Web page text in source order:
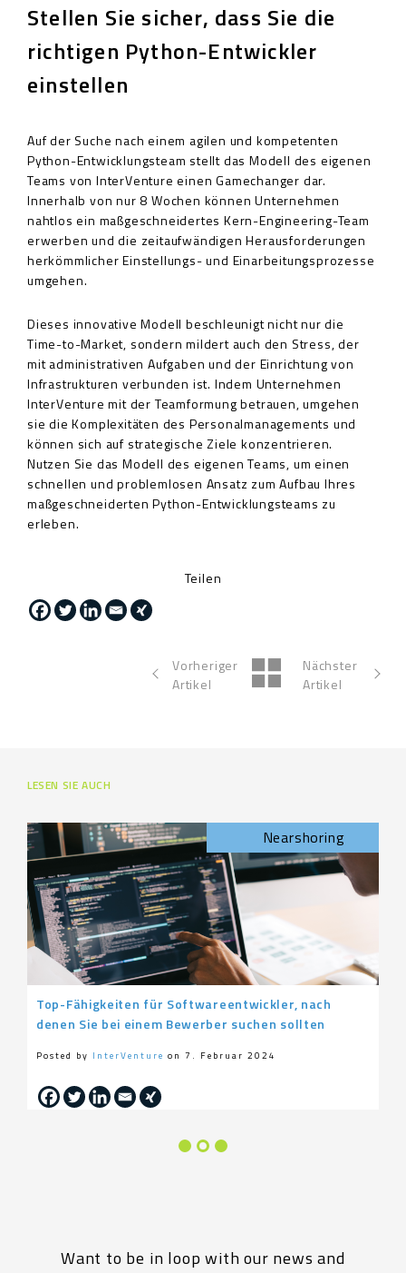
Stellen Sie sicher, dass Sie die
richtigen Python-Entwickler
einstellen
Auf der Suche nach einem agilen und kompetenten
Python-Entwicklungsteam stellt das Modell des eigenen
Teams von InterVenture einen Gamechanger dar.
Innerhalb von nur 8 Wochen können Unternehmen
nahtlos ein maßgeschneidertes Kern-Engineering-Team
erwerben und die zeitaufwändigen Herausforderungen
herkömmlicher Einstellungs- und Einarbeitungsprozesse
umgehen.
Dieses innovative Modell beschleunigt nicht nur die
Time-to-Market, sondern mildert auch den Stress, der
mit administrativen Aufgaben und der Einrichtung von
Infrastrukturen verbunden ist. Indem Unternehmen
InterVenture mit der Teamformung betrauen, umgehen
sie die Komplexitäten des Personalmanagements und
können sich auf strategische Ziele konzentrieren.
Nutzen Sie das Modell des eigenen Teams, um einen
schnellen und problemlosen Ansatz zum Aufbau Ihres
maßgeschneiderten Python-Entwicklungsteams zu
erleben.
Teilen
Vorheriger
Artikel
Nächster
Artikel
LESEN SIE AUCH
Nearshoring
Top-Fähigkeiten für Softwareentwickler, nach
denen Sie bei einem Bewerber suchen sollten
Posted by InterVenture on 7. Februar 2024
Want to be in loop with our news and